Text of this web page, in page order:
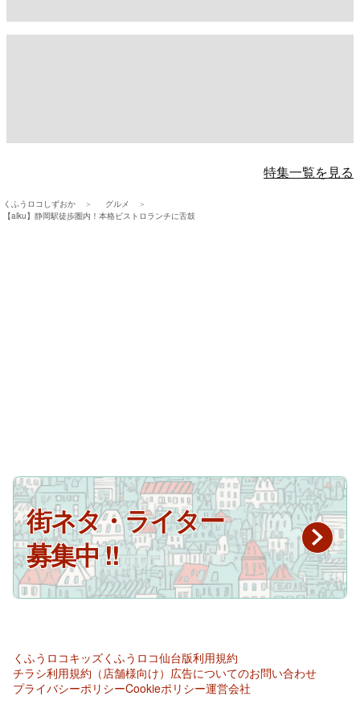
特集一覧を見る
くふうロコしずおか
グルメ
【alku】静岡駅徒歩圏内！本格ビストロランチに舌鼓
街ネタ・ライター
募集中 !!
くふうロコキッズくふうロコ仙台版利用規約
チラシ利用規約（店舗様向け） 広告についてのお問い合わせ
プライバシーポリシーCookieポリシー運営会社